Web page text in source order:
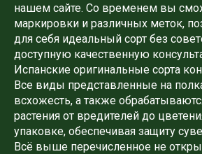
нашем сайте. Со временем вы
маркировки и различных меток,
для себя идеальный сорт без
доступную качественную
Испанские оригинальные сорта
Все виды представленные на
всхожесть, а также
растения от вредителей до
упаковке, обеспечивая защиту
Всё выше перечисленное не